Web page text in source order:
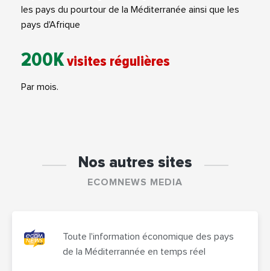
les pays du pourtour de la Méditerranée ainsi que les
pays d'Afrique
200Kvisites régulières
Par mois.
Nos autres sites
ECOMNEWS MEDIA
Toute l'information économique des pays
de la Méditerrannée en temps réel